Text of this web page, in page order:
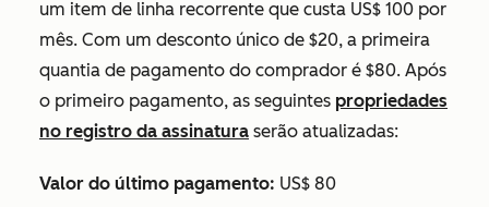
um item de linha recorrente que custa US$ 100 por
mês. Com um desconto único de $20, a primeira
quantia de pagamento do comprador é $80. Após
o primeiro pagamento, as seguintes propriedades
no registro da assinatura serão atualizadas:
Valor do último pagamento: US$ 80